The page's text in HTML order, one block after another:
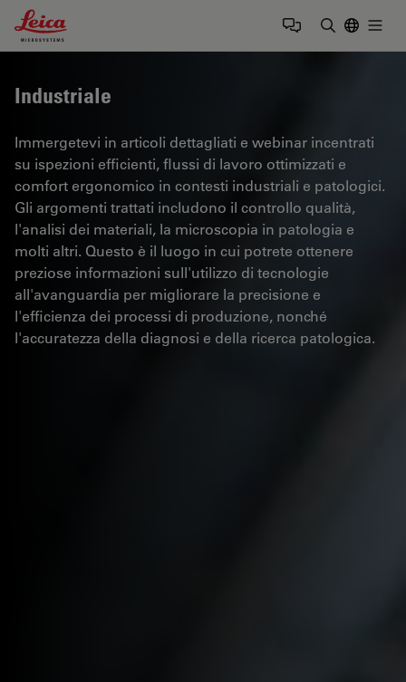
Leica Microsystems Logo
Industriale
Immergetevi in articoli dettagliati e webinar incentrati
su ispezioni efficienti, flussi di lavoro ottimizzati e
comfort ergonomico in contesti industriali e patologici.
Gli argomenti trattati includono il controllo qualità,
l'analisi dei materiali, la microscopia in patologia e
molti altri. Questo è il luogo in cui potrete ottenere
preziose informazioni sull'utilizzo di tecnologie
all'avanguardia per migliorare la precisione e
l'efficienza dei processi di produzione, nonché
l'accuratezza della diagnosi e della ricerca patologica.